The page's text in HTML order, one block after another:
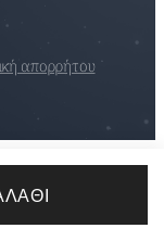
απορρήτου